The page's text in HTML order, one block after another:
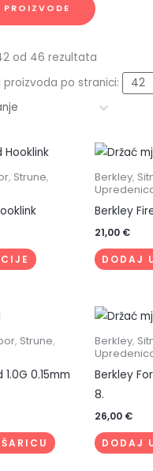
od 46 rezultata
proizvoda po stranici:
, Strune,
Berkley,
Berkley
21,00 €
DODAJ
, Strune,
0.15mm
Berkley,
Berkley
8.
26,00 €
DODAJ